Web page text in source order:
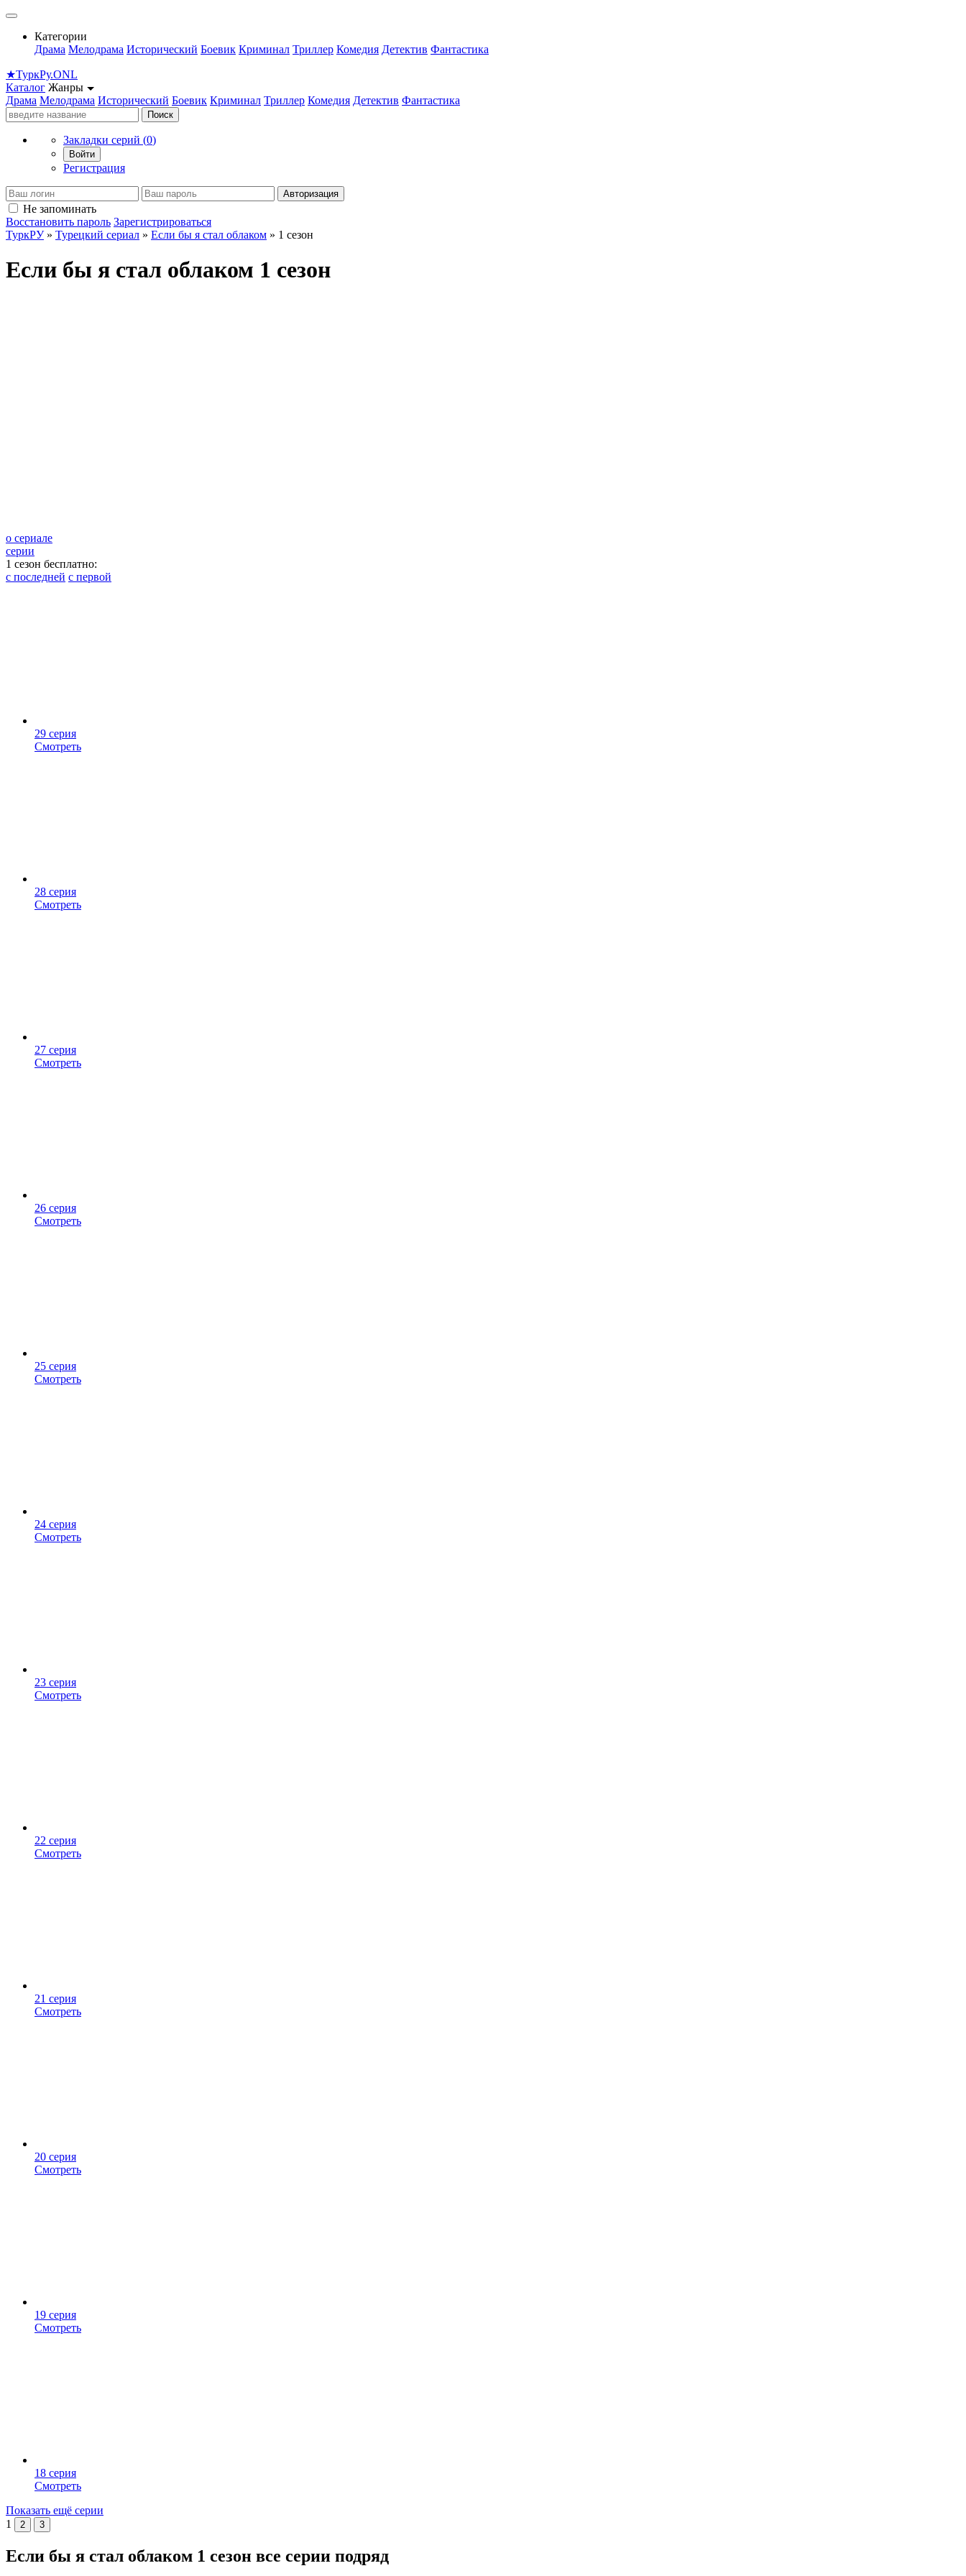
Категории
Драма Мелодрама Исторический Боевик Криминал Триллер Комедия Детектив Фантастика
★ТуркРу.ONL
Каталог Жанры
Драма Мелодрама Исторический Боевик Криминал Триллер Комедия Детектив Фантастика
Поиск
Закладки серий (0)
Войти
Регистрация
Авторизация
Не запоминать
Восстановить пароль Зарегистрироваться
ТуркРУ» Турецкий сериал » Если бы я стал облаком » 1 сезон
Если бы я стал облаком 1 сезон
о сериале
серии
1 сезон бесплатно:
с последней с первой
29 серия
Смотреть
28 серия
Смотреть
27 серия
Смотреть
26 серия
Смотреть
25 серия
Смотреть
24 серия
Смотреть
23 серия
Смотреть
22 серия
Смотреть
21 серия
Смотреть
20 серия
Смотреть
19 серия
Смотреть
18 серия
Смотреть
Показать ещё серии
1
2 3
Если бы я стал облаком 1 сезон все серии подряд